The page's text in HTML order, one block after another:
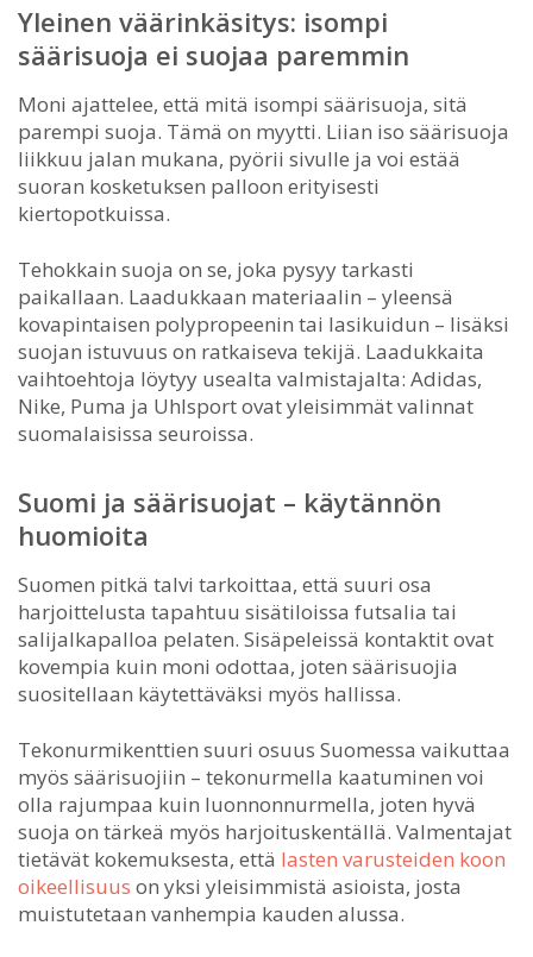
Yleinen väärinkäsitys: isompi
säärisuoja ei suojaa paremmin
Moni ajattelee, että mitä isompi säärisuoja, sitä
parempi suoja. Tämä on myytti. Liian iso säärisuoja
liikkuu jalan mukana, pyörii sivulle ja voi estää
suoran kosketuksen palloon erityisesti
kiertopotkuissa.
Tehokkain suoja on se, joka pysyy tarkasti
paikallaan. Laadukkaan materiaalin – yleensä
kovapintaisen polypropeenin tai lasikuidun – lisäksi
suojan istuvuus on ratkaiseva tekijä. Laadukkaita
vaihtoehtoja löytyy usealta valmistajalta: Adidas,
Nike, Puma ja Uhlsport ovat yleisimmät valinnat
suomalaisissa seuroissa.
Suomi ja säärisuojat – käytännön
huomioita
Suomen pitkä talvi tarkoittaa, että suuri osa
harjoittelusta tapahtuu sisätiloissa futsalia tai
salijalkapalloa pelaten. Sisäpeleissä kontaktit ovat
kovempia kuin moni odottaa, joten säärisuojia
suositellaan käytettäväksi myös hallissa.
Tekonurmikenttien suuri osuus Suomessa vaikuttaa
myös säärisuojiin – tekonurmella kaatuminen voi
olla rajumpaa kuin luonnonnurmella, joten hyvä
suoja on tärkeä myös harjoituskentällä. Valmentajat
tietävät kokemuksesta, että lasten varusteiden koon
oikeellisuus on yksi yleisimmistä asioista, josta
muistutetaan vanhempia kauden alussa.